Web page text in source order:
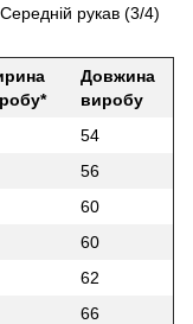
рукав (3/4)
Довжина
виробу
54
56
60
60
62
66